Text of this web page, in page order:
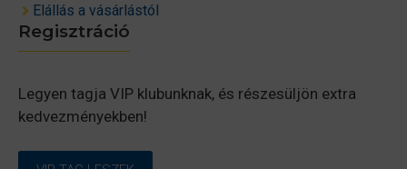
Elállás a vásárlástól
Regisztráció
Legyen tagja VIP klubunknak, és részesüljön extra
kedvezményekben!